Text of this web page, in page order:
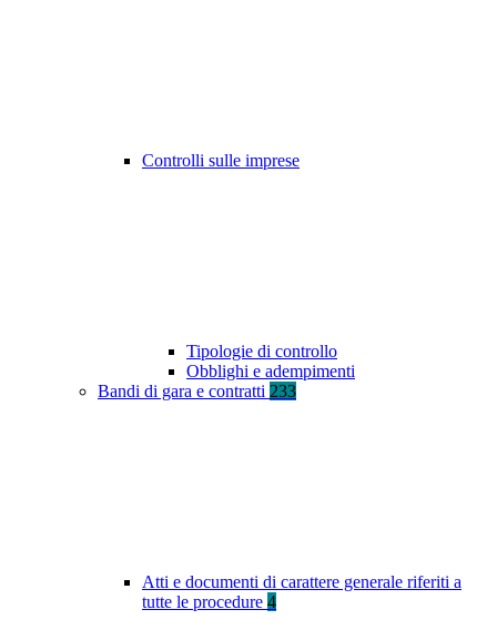
Controlli sulle imprese
Tipologie di controllo
Obblighi e adempimenti
Bandi di gara e contratti 233
Atti e documenti di carattere generale riferiti a
tutte le procedure 4